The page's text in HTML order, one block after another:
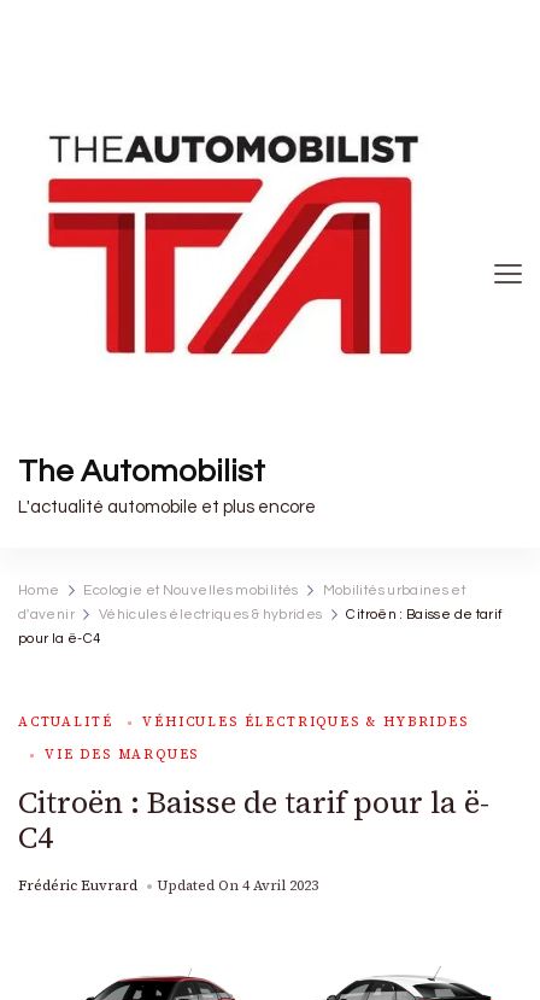
The Automobilist
L'actualité automobile et plus encore
Home Ecologie et Nouvelles mobilités
Mobilités urbaines et
d'avenir
Véhicules électriques & hybrides
Citroën : Baisse de tarif
pour la ë-C4
ACTUALITÉ
VÉHICULES ÉLECTRIQUES & HYBRIDES
VIE DES MARQUES
Citroën : Baisse de tarif pour la ë-
C4
Frédéric Euvrard Updated On4 Avril 2023